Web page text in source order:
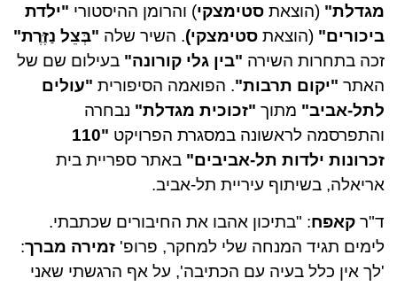
מגדלת" (הוצאת סטימצקי) והרומן ההיסטורי "ילדת
ביכורים" (הוצאת סטימצקי). השיר שלה "בְּצֵל נַזֶּרֶת"
זכה בתחרות השירה "בין גלי קורונה" בעילום שם של
האתר "יקום תרבות". הפואמה הסיפורית "עולים
לתל-אביב" מתוך "זכוכית מגדלת" נבחרה
והתפרסמה לראשונה במסגרת הפרויקט
"110
זכרונות ילדות תל-אביבים" באתר ספריית בית
אריאלה, בשיתוף עיריית תל-אביב.
ד"ר קאפח: "בתיכון אהבו את החיבורים שכתבתי.
לימים תגיד המנחה שלי למחקר, פרופ' זמירה מברך:
'לך אין כלל בעיה עם הכתיבה', על אף הרגשתי שאני